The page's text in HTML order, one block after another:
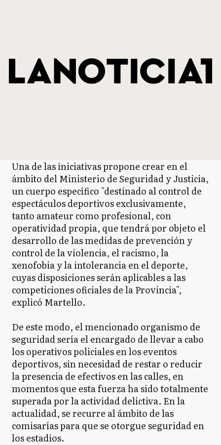
Una de las iniciativas propone crear en el
ámbito del Ministerio de Seguridad y Justicia,
un cuerpo específico "destinado al control de
espectáculos deportivos exclusivamente,
tanto amateur como profesional, con
operatividad propia, que tendrá por objeto el
desarrollo de las medidas de prevención y
control de la violencia, el racismo, la
xenofobia y la intolerancia en el deporte,
cuyas disposiciones serán aplicables a las
competiciones oficiales de la Provincia",
explicó Martello.
De este modo, el mencionado organismo de
seguridad sería el encargado de llevar a cabo
los operativos policiales en los eventos
deportivos, sin necesidad de restar o reducir
la presencia de efectivos en las calles, en
momentos que esta fuerza ha sido totalmente
superada por la actividad delictiva. En la
actualidad, se recurre al ámbito de las
comisarías para que se otorgue seguridad en
los estadios.